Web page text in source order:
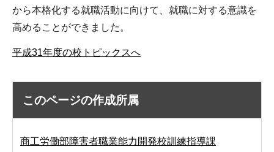
から本格化する就職活動に向けて、就職に対する意識を
高めることができました。
平成31年度の校トピックスへ
このページの作成所属
商工労働部障害者職業能力開発校訓練指導課